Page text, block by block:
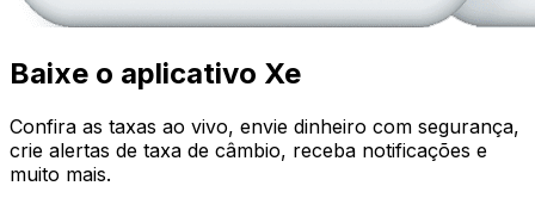
Baixe o aplicativo Xe
Confira as taxas ao vivo, envie dinheiro com segurança,
crie alertas de taxa de câmbio, receba notificações e
muito mais.